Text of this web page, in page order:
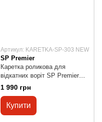
Артикул: KARETKA-SP-303 NEW
SP Premier
Каретка роликова для
відкатних воріт SP Premier
для напрямної 85х80
1 990 грн
Купити